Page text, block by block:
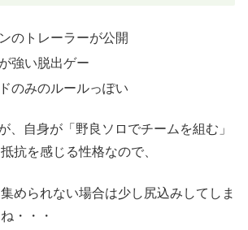
のトレーラーが公開
強い脱出ゲー
のみのルールっぽい
、自身が「野良ソロでチームを組む」
抗を感じる性格なので、
められない場合は少し尻込みしてしま
・・・